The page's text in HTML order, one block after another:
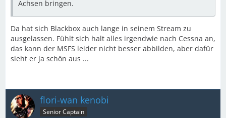
Achsen bringen.
Da hat sich Blackbox auch lange in seinem Stream zu
ausgelassen. Fühlt sich halt alles irgendwie nach Cessna an,
das kann der MSFS leider nicht besser abbilden, aber dafür
sieht er ja schön aus ...
flori-wan kenobi
Senior Captain